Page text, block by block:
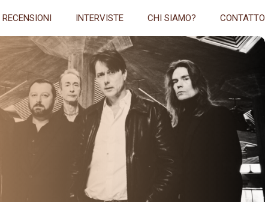
RECENSIONI INTERVISTE CHI SIAMO? CONTATTO